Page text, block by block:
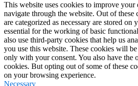
This website uses cookies to improve
navigate through the website. Out of these
are categorized as necessary are stored on
essential for the working of basic
also use third-party cookies that help us
you use this website. These cookies will
only with your consent. You also have the
cookies. But opting out of some of these
on your browsing experience.
Necessary